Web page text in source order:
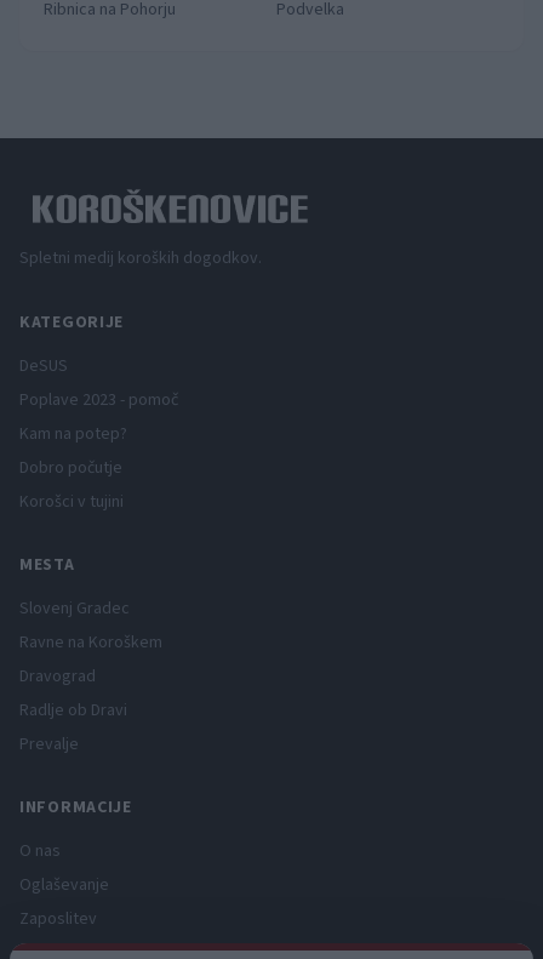
Ribnica na Pohorju
Podvelka
Spletni medij koroških dogodkov.
KATEGORIJE
DeSUS
Poplave 2023 - pomoč
Kam na potep?
Dobro počutje
Korošci v tujini
MESTA
Slovenj Gradec
Ravne na Koroškem
Dravograd
Radlje ob Dravi
Prevalje
INFORMACIJE
O nas
Oglaševanje
Zaposlitev
Pravno obvestilo